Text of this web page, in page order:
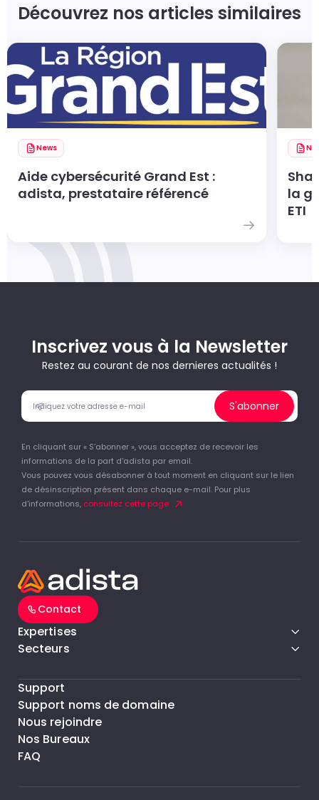
Découvrez nos articles similaires
News
Aide cybersécurité Grand Est :
adista, prestataire référencé
la
ETI
Inscrivez vous à la Newsletter
Restez au courant de nos dernieres actualités !
S'abonner
En cliquant sur « S’abonner », vous acceptez de recevoir les
informations de la part d'adista par email.
Vous pouvez vous désabonner à tout moment en cliquant sur le lien
de désinscription présent dans chaque e-mail. Pour plus
d'informations, consultez cette page.
Contact
Expertises
Secteurs
Support
Support noms de domaine
Nous rejoindre
Nos Bureaux
FAQ